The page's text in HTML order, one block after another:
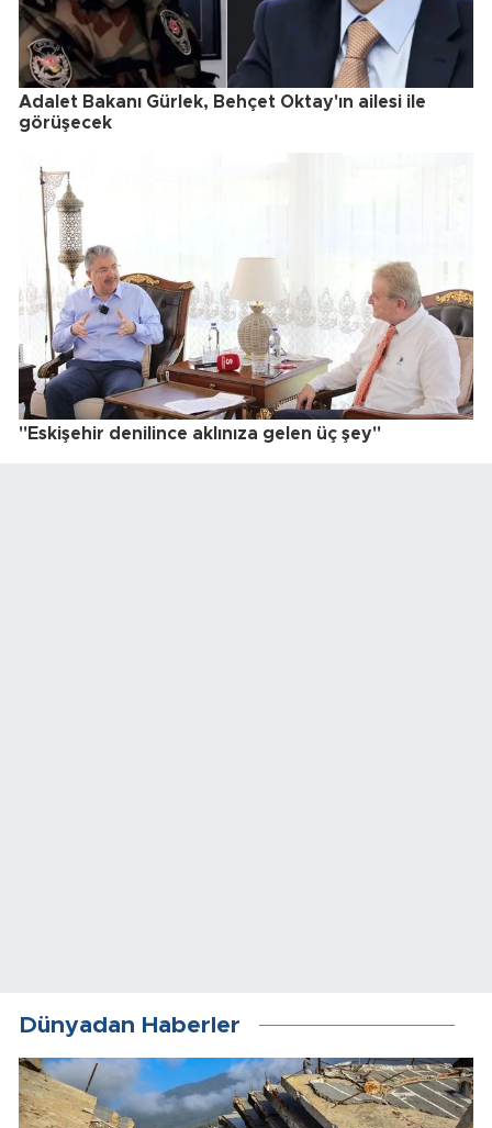
Adalet Bakanı Gürlek, Behçet Oktay'ın ailesi ile
görüşecek
"Eskişehir denilince aklınıza gelen üç şey"
Dünyadan Haberler